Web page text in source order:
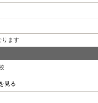
ります
見る